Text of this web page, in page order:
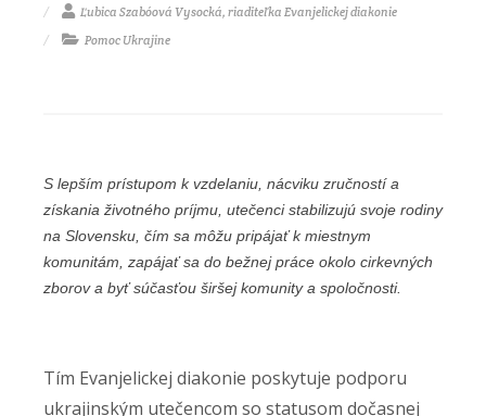
Ľubica Szabóová Vysocká, riaditeľka Evanjelickej diakonie
Pomoc Ukrajine
S lepším prístupom k vzdelaniu, nácviku zručností a
získania životného príjmu, utečenci stabilizujú svoje rodiny
na Slovensku, čím sa môžu pripájať k miestnym
komunitám, zapájať sa do bežnej práce okolo cirkevných
zborov a byť súčasťou širšej komunity a spoločnosti.
Tím Evanjelickej diakonie poskytuje podporu
ukrajinským utečencom so statusom dočasnej